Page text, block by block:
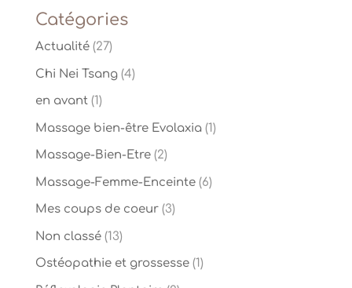
Catégories
Actualité(27)
Chi Nei Tsang(4)
en avant(1)
Massage bien-être Evolaxia(1)
Massage-Bien-Etre(2)
Massage-Femme-Enceinte(6)
Mes coups de coeur(3)
Non classé(13)
Ostéopathie et grossesse(1)